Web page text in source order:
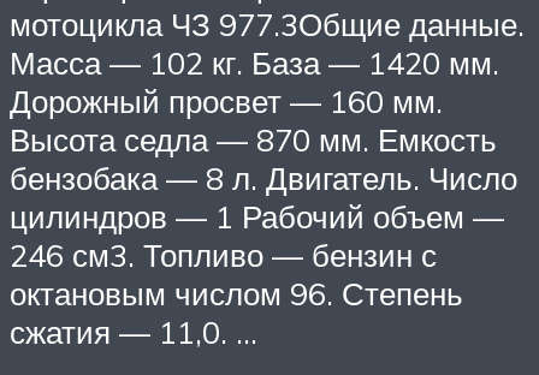
мотоцикла ЧЗ 977.3Общие данные.
Масса — 102 кг. База — 1420 мм.
Дорожный просвет — 160 мм.
Высота седла — 870 мм. Емкость
бензобака — 8 л. Двигатель. Число
цилиндров — 1 Рабочий объем —
246 см3. Топливо — бензин с
октановым числом 96. Степень
сжатия — 11,0. …